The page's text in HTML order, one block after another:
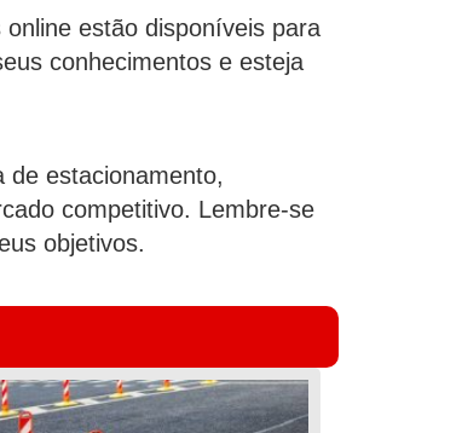
estão disponíveis para
conhecimentos e esteja
de estacionamento,
competitivo. Lembre-se
objetivos.